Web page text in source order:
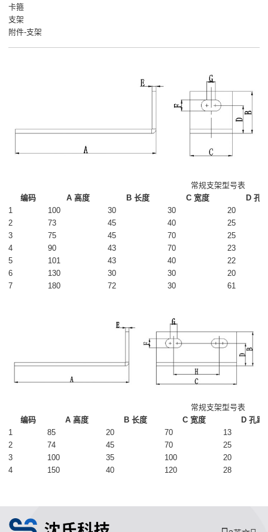
卡箍
支架
附件-支架
常规支架型号表
编码
A 高度 B 长度 C 宽度
D 孔
1
100 30 30
20
2
73 45 40
25
3
75 45 70
25
4
90 43 70
23
5
101 43 40
22
6
130 30 30
20
7
180 72 30 61
常规支架型号表
编码
A 高度 B 长度 C 宽度
D 孔距
1
85 20 70
13
2
74 45 70
25
3
100 35 100
20
4
150 40 120 28